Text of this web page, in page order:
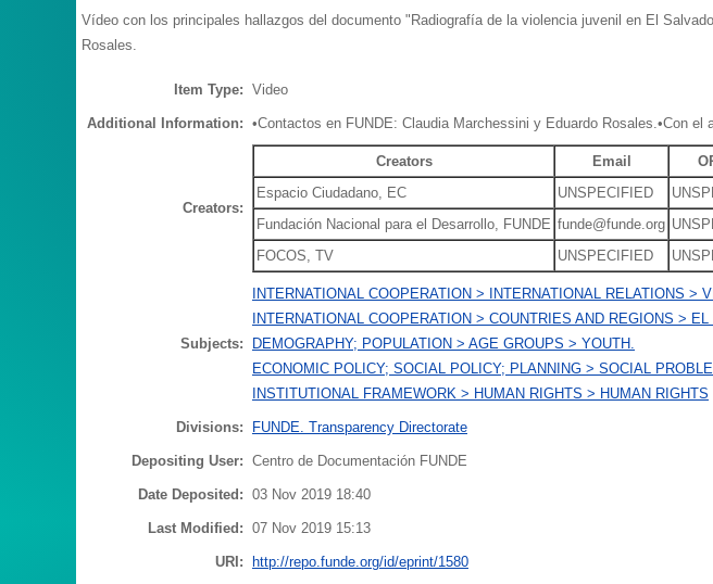
Vídeo con los principales hallazgos del documento "Radiografía de la violencia juvenil en El
Rosales.
Item Type: Video
Additional Information: •Contactos en FUNDE: Claudia Marchessini y Eduardo Rosales.•Con el
Creators:
Creators Email
Espacio Ciudadano, EC
UNSPECIFIED
Fundación Nacional para el Desarrollo, FUNDE funde@funde.org
FOCOS, TV
UNSPECIFIED
Subjects:
INTERNATIONAL COOPERATION > INTERNATIONAL RELATIONS >
INTERNATIONAL COOPERATION > COUNTRIES AND REGIONS > EL
DEMOGRAPHY; POPULATION > AGE GROUPS > YOUTH.
ECONOMIC POLICY; SOCIAL POLICY; PLANNING > SOCIAL
INSTITUTIONAL FRAMEWORK > HUMAN RIGHTS > HUMAN RIGHTS
Divisions: FUNDE. Transparency Directorate
Depositing User: Centro de Documentación FUNDE
Date Deposited: 03 Nov 2019 18:40
Last Modified: 07 Nov 2019 15:13
URI: http://repo.funde.org/id/eprint/1580